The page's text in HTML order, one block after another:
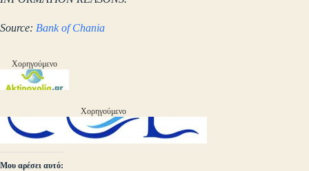
Source: Bank of Chania
Χορηγούμενο
Χορηγούμενο
Μου αρέσει αυτό: